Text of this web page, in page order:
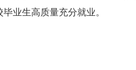
业生高质量充分就业。